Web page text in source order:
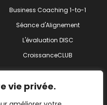
vie privée.
Business Coaching 1-to-1
Séance d'Alignement
L'évaluation DISC
CroissanceCLUB